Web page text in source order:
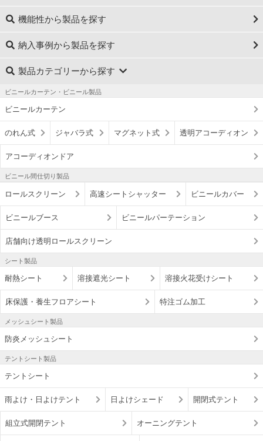
機能性から製品を探す
納入事例から製品を探す
製品カテゴリーから探す
ビニールカーテン・ビニール製品
ビニールカーテン
のれん式 ジャバラ式 マグネット式 透明アコーディオン
アコーディオンドア
ビニール間仕切り製品
ロールスクリーン 高速シートシャッター ビニールカバー
ビニールブース ビニールパーテーション
店舗向け透明ロールスクリーン
シート製品
耐熱シート 溶接遮光シート 溶接火花受けシート
床保護・養生フロアシート 特注ゴム加工
メッシュシート製品
防炎メッシュシート
テントシート製品
テントシート
雨よけ・日よけテント 日よけシェード 開閉式テント
組立式開閉テント オーニングテント